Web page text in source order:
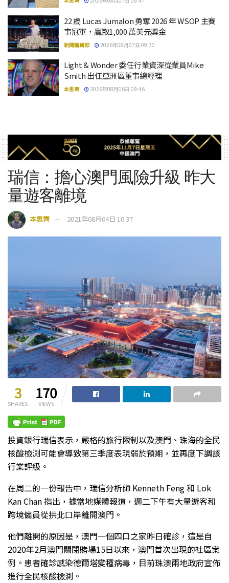
22 歲 Lucas Jumalon 勇奪 2026 年 WSOP 主賽
事冠軍，贏取1,000 萬美元獎金
新聞編輯部 2026年08月07日 09:30
Light & Wonder 委任行業資深從業員Mike
Smith 出任亞洲區董事總經理
本思齊 2026年08月06日 09:46
瑞信：擔心澳門風險升級 昨大
量遊客離境
本思齊 2021年08月04日 10:37
3
SHARES
170
VIEWS
投資銀行瑞信表示，嚴格的旅行限制以及澳門、珠海的全民
核酸檢測可能會導致第三季度表現弱於預期，並再度下調該
行業評級。
在周二的一份報告中，瑞信分析師 Kenneth Feng 和 Lok
Kan Chan 指出，據當地媒體報道，週二下午有大量遊客和
跨境僱員從拱北口岸離開澳門。
他們離開的原因是，澳門一個四口之家昨日確診，這是自
2020年2月澳門關閉賭場15日以來，澳門首次出現的社區案
例。患者確診感染德爾塔變種病毒，目前珠澳兩地政府宣佈
進行全民核酸檢測。